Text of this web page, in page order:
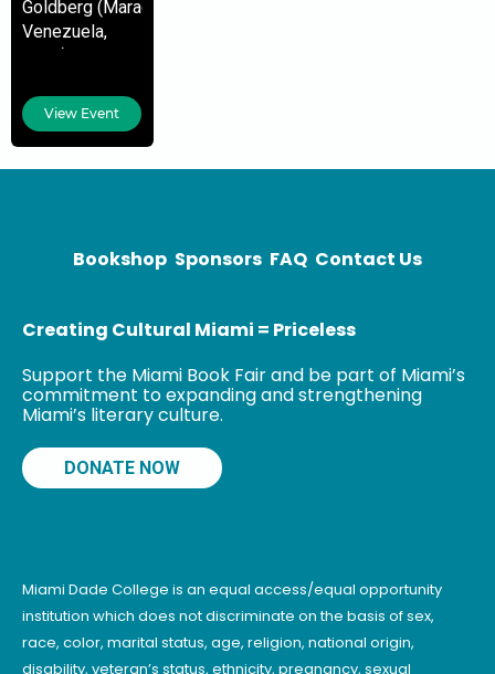
Goldberg (Maracaibo,
Venezuela,
1966) – Poeta,
ensayista y
escritora de
libros para
licenciada en
View Event
Bookshop Sponsors FAQ Contact Us
Creating Cultural Miami = Priceless
Support the Miami Book Fair and be part of Miami’s
commitment to expanding and strengthening
Miami’s literary culture.
DONATE NOW
Miami Dade College is an equal access/equal opportunity
institution which does not discriminate on the basis of sex,
race, color, marital status, age, religion, national origin,
disability, veteran’s status, ethnicity, pregnancy, sexual